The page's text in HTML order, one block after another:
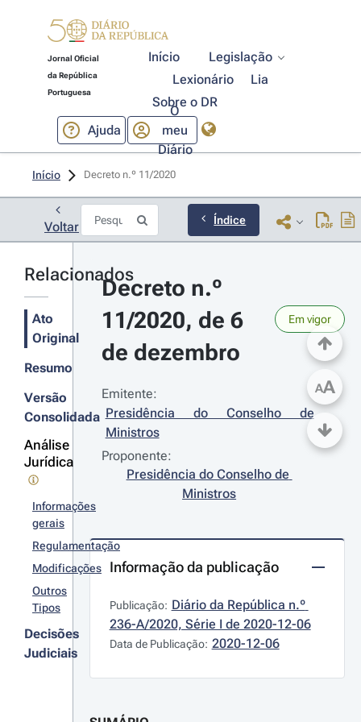
Jornal Oficial
da República
Portuguesa
Início
Legislação
Lexionário
Lia
Sobre o DR
Ajuda
O
meu
Diário
Início Decreto n.º 11/2020
Voltar Índice
Relacionados
Ato
Original
Resumo
Versão
Consolidada
Análise
Jurídica
Informações
gerais
Regulamentação
Modificações
Outros
Tipos
Decisões
Judiciais
Decreto n.º
11/2020, de 6
de dezembro
Em vigor
Emitente:
Presidência do Conselho de
Ministros
Proponente:
Presidência do Conselho de
Ministros
Informação da publicação
Publicação: Diário da República n.º
236-A/2020, Série I de 2020-12-06
Data de Publicação: 2020-12-06
AA